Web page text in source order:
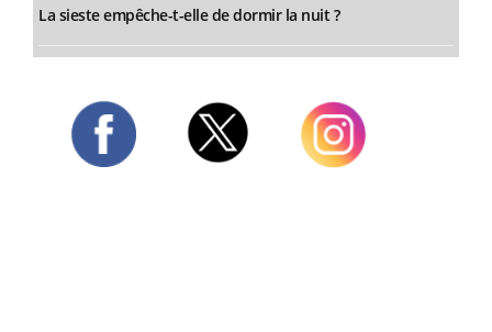
La sieste empêche-t-elle de dormir la nuit ?